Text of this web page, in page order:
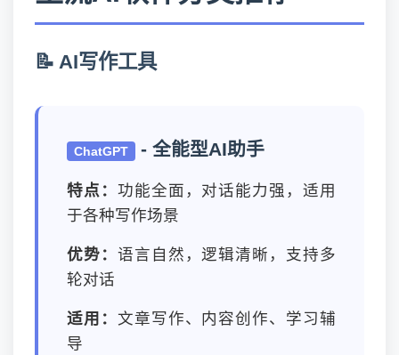
📝 AI写作工具
ChatGPT - 全能型AI助手
特点： 功能全面，对话能力强，适用
于各种写作场景
优势： 语言自然，逻辑清晰，支持多
轮对话
适用： 文章写作、内容创作、学习辅
导